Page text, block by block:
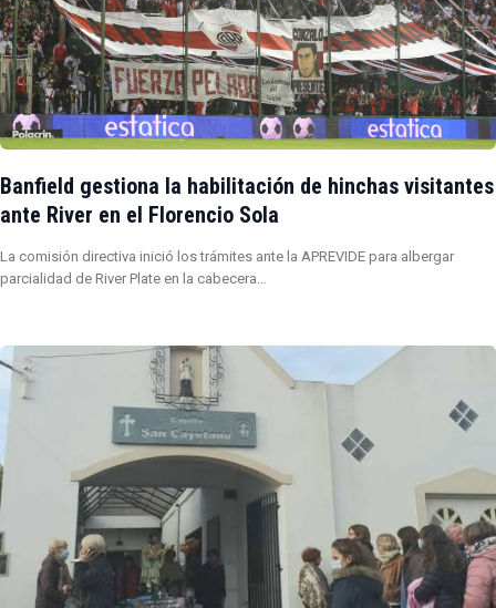
Banfield gestiona la habilitación de hinchas visitantes
ante River en el Florencio Sola
La comisión directiva inició los trámites ante la APREVIDE para albergar
parcialidad de River Plate en la cabecera…